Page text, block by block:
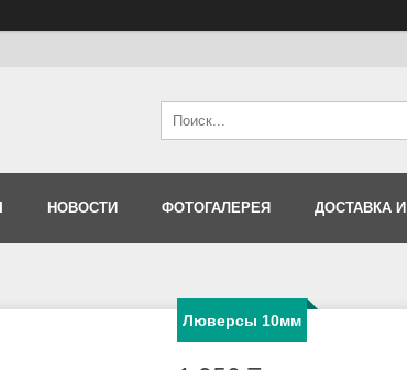
НОВОСТИ ФОТОГАЛЕРЕЯ ДОСТАВКА
Люверсы 10мм